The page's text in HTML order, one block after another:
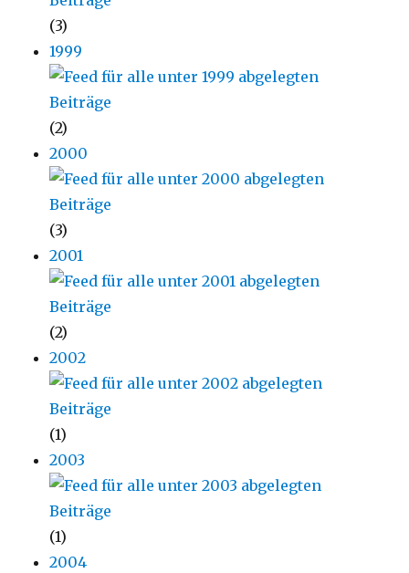
(3)
1999
(2)
2000
(3)
2001
(2)
2002
(1)
2003
(1)
2004